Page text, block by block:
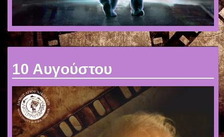
10 Αυγούστου